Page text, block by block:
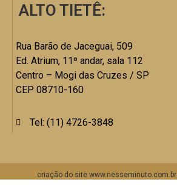
ALTO TIETÊ:
Rua Barão de Jaceguai, 509
Ed. Atrium, 11º andar, sala 112
Centro – Mogi das Cruzes / SP
CEP 08710-160
Tel: (11) 4726-3848
criação do site www.nesseminuto.com.br